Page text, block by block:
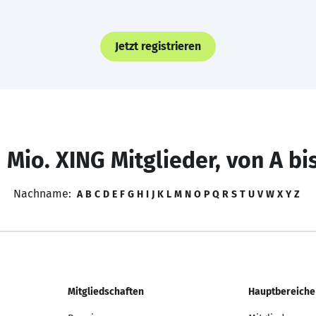
Jetzt registrieren
Mio. XING Mitglieder, von A
Nachname: A B C D E F G H I J K L M N O P Q R S T U V W X Y Z
Mitgliedschaften Hauptbereiche